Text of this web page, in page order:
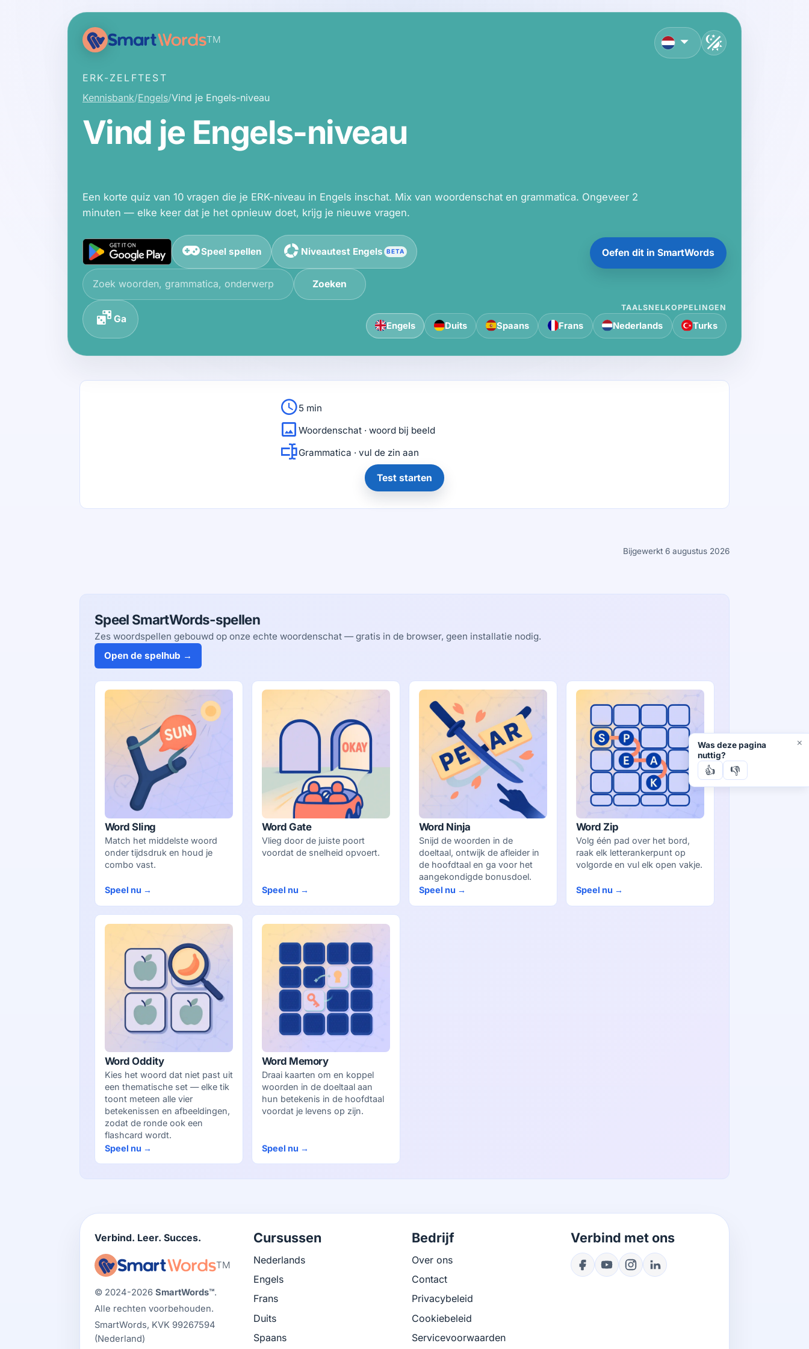
TM
Nederlands
ERK-ZELFTEST
Kennisbank Engels Vind je Engels-niveau
Vind je Engels-niveau
Een korte quiz van 10 vragen die je ERK-niveau in Engels inschat. Mix van woordenschat en grammatica. Ongeveer 2
minuten — elke keer dat je het opnieuw doet, krijg je nieuwe vragen.
Speel spellen Niveautest Engels BETA Oefen dit in SmartWords
Zoek in de kennisbank
Zoeken
Ga
TAALSNELKOPPELINGEN
Engels Duits Spaans Frans Nederlands Turks
5 min
Woordenschat · woord bij beeld
Grammatica · vul de zin aan
Test starten
Bijgewerkt 6 augustus 2026
Speel SmartWords-spellen
Zes woordspellen gebouwd op onze echte woordenschat — gratis in de browser, geen installatie nodig.
Open de spelhub →
Word Sling
Match het middelste woord
onder tijdsdruk en houd je
combo vast.
Speel nu →
Word Gate
Vlieg door de juiste poort
voordat de snelheid opvoert.
Speel nu →
Word Ninja
Snijd de woorden in de
doeltaal, ontwijk de afleider in
de hoofdtaal en ga voor het
aangekondigde bonusdoel.
Speel nu →
Word Zip
Volg één pad over het bord,
raak elk letterankerpunt op
volgorde en vul elk open vakje.
Speel nu →
Word Oddity
Kies het woord dat niet past uit
een thematische set — elke tik
toont meteen alle vier
betekenissen en afbeeldingen,
zodat de ronde ook een
flashcard wordt.
Speel nu →
Word Memory
Draai kaarten om en koppel
woorden in de doeltaal aan
hun betekenis in de hoofdtaal
voordat je levens op zijn.
Speel nu →
×
Was deze pagina
nuttig?
👍 👎
Verbind. Leer. Succes.
TM
© 2024-2026 SmartWords™.
Alle rechten voorbehouden.
SmartWords, KVK 99267594
(Nederland)
Cursussen
Nederlands
Engels
Frans
Duits
Spaans
Bedrijf
Over ons
Contact
Privacybeleid
Cookiebeleid
Servicevoorwaarden
Verbind met ons